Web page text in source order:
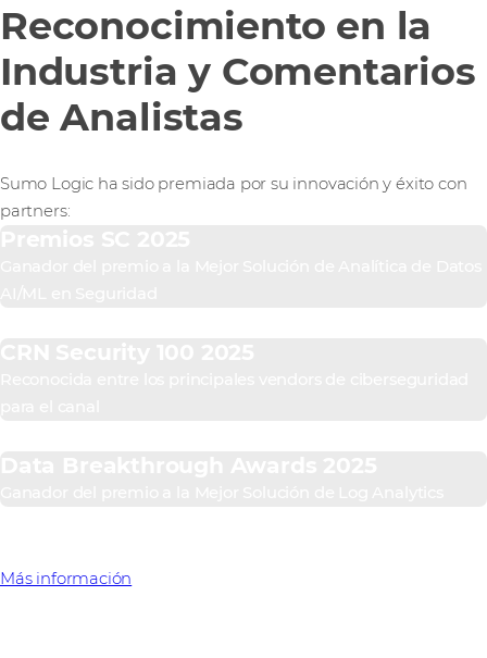
Reconocimiento en la
Industria y Comentarios
de Analistas
Sumo Logic ha sido premiada por su innovación y éxito con
partners:
Más información